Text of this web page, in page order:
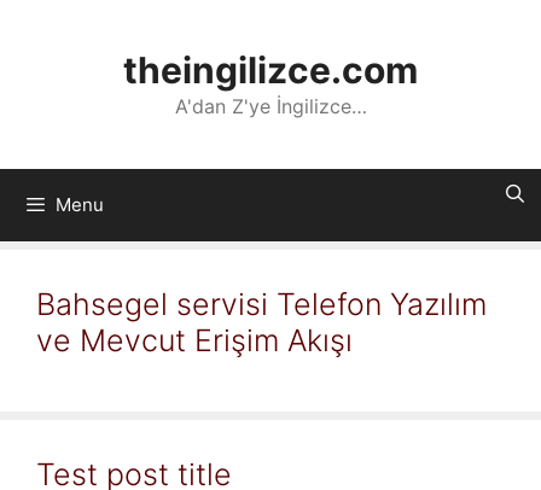
theingilizce.com
A'dan Z'ye İngilizce…
Menu
Bahsegel servisi Telefon Yazılım
ve Mevcut Erişim Akışı
Test post title